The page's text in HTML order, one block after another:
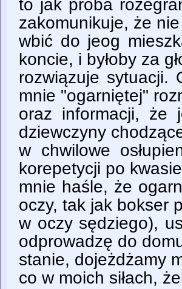
to jak próba
zakomunikuje, że
wbić do jeog
koncie, i byłoby za
rozwiązuje sytuacji.
mnie "ogarniętej"
oraz informacji, że
dziewczyny
w chwilowe
korepetycji po
mnie haśle, że
oczy, tak jak bokser
w oczy sędziego),
odprowadzę do
stanie, dojeżdżamy
co w moich siłach,